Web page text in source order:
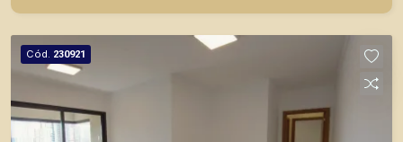
Cód. 230921